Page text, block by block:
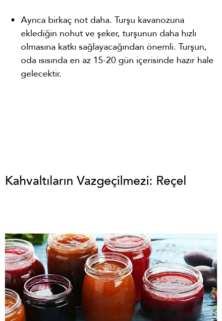
Ayrıca birkaç not daha. Turşu kavanozuna
eklediğin nohut ve şeker, turşunun daha hızlı
olmasına katkı sağlayacağından önemli. Turşun,
oda ısısında en az 15-20 gün içerisinde hazır hale
gelecektir.
Kahvaltıların Vazgeçilmezi: Reçel